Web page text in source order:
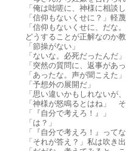
「俺は咄嗟に、神様に相談
「信仰もないくせに？」軽
「信仰もないくせに、だな
どうすることが正解なのか
「節操がない」
「ないな。必死だったんだ」
「突然の質問に、返事があ
「あったな。声が聞こえた」
「予想外の展開だ」
「思い違いかもしれないが
「神様が怒鳴るとはね」
「『自分で考えろ！』」
「は？」
「『自分で考えろ！』って
「それが答え？」私は吹き